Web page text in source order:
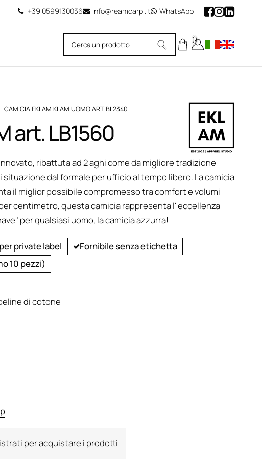
+39 0599130036 info@reamcarpi.it WhatsApp
0
CAMICIA EKLAM KLAM UOMO ART BL2340
art. LB1560
ribattuta ad 2 aghi come da migliore tradizione
dal formale per ufficio al tempo libero. La camicia
il miglior possibile compromesso tra comfort e volumi
centimetro, questa camicia rappresenta l' eccellenza
per qualsiasi uomo, la camicia azzurra!
private label
Fornibile senza etichetta
10 pezzi)
di cotone
per acquistare i prodotti